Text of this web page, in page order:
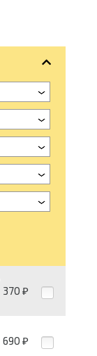
370 ₽
690 ₽